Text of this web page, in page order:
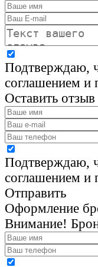
Подтверждаю,
соглашением и
Оставить отзыв
Подтверждаю,
соглашением и
Отправить
Оформление
Внимание!